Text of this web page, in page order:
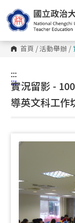
到
主
要
內
容
區 首頁 /活動舉辦 /
:::
:::
實況留影 -
導英文科工作